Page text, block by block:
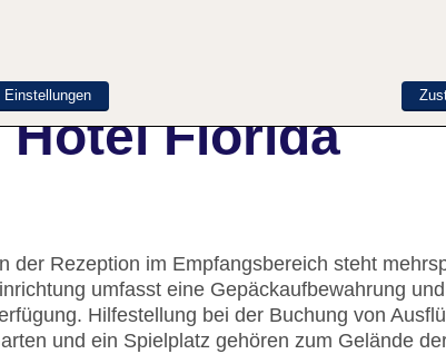
Florida
der Rezeption im Empfangsbereich steht
umfasst eine Gepäckaufbewahrung
Hilfestellung bei der Buchung von
und ein Spielplatz gehören zum Gelände
Einstellungen